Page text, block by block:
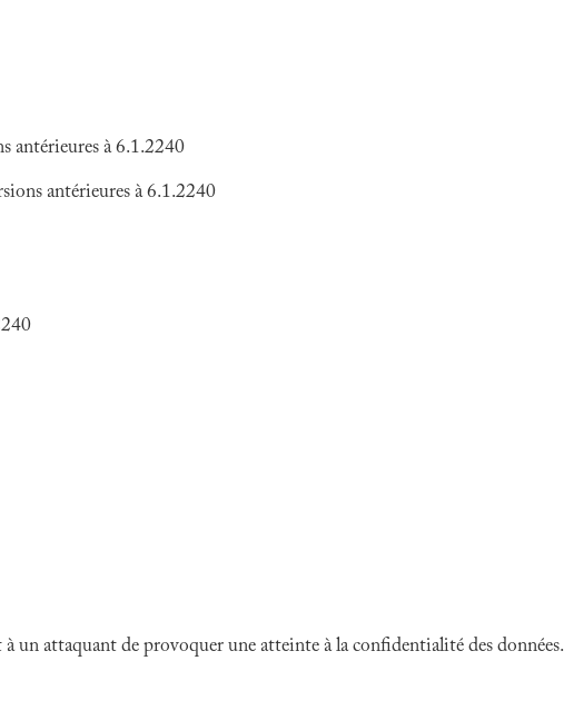
antérieures à 6.1.2240
antérieures à 6.1.2240
un attaquant de provoquer une atteinte à la confidentialité des données.